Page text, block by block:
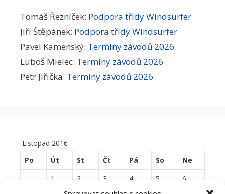
Tomáš Řezníček: Podpora třídy Windsurfer
Jiří Štěpánek: Podpora třídy Windsurfer
Pavel Kamenský: Termíny závodů 2026
Luboš Mielec: Termíny závodů 2026
Petr Jiřička: Termíny závodů 2026
Listopad 2016
Po
Út St Čt Pá So
Ne
1
2 3 4 5
6